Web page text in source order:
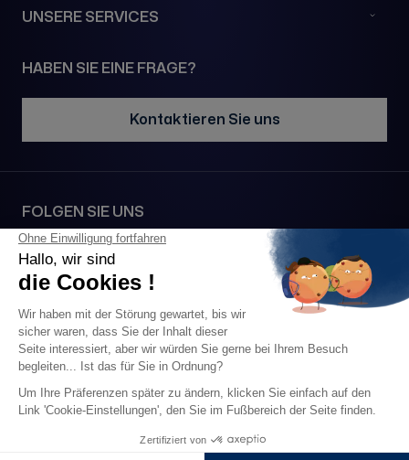
UNSERE SERVICES
HABEN SIE EINE FRAGE?
Kontaktieren Sie uns
FOLGEN SIE UNS
Datenschutz•AGB